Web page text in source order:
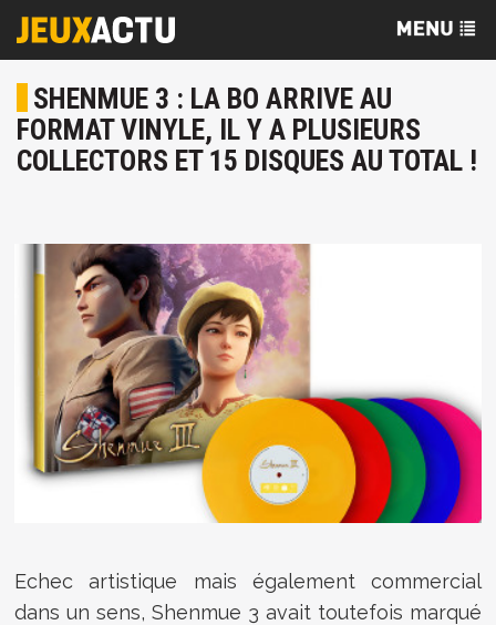
SHENMUE 3 : LA BO ARRIVE AU
FORMAT VINYLE, IL Y A PLUSIEURS
COLLECTORS ET 15 DISQUES AU TOTAL !
Echec artistique mais également commercial
dans un sens, Shenmue 3 avait toutefois marqué